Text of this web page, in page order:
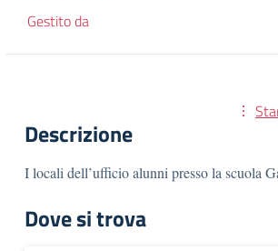
Gestito da
Descrizione
I locali dell’ufficio alunni presso la scuola
Dove si trova